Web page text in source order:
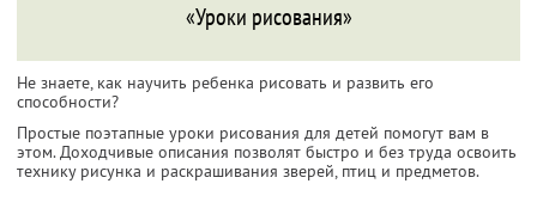
«Уроки рисования»
Не знаете, как научить ребенка рисовать и развить его
способности?
Простые поэтапные уроки рисования для детей помогут вам в
этом. Доходчивые описания позволят быстро и без труда освоить
технику рисунка и раскрашивания зверей, птиц и предметов.